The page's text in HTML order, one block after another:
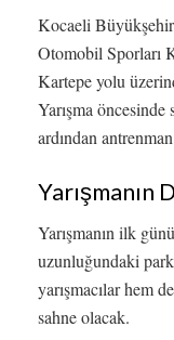
Kocaeli
Otomobil Sporları
Kartepe yolu
Yarışma
ardından antrenman
Yarışmanın
Yarışmanın ilk
uzunluğundaki
yarışmacılar hem
sahne olacak.